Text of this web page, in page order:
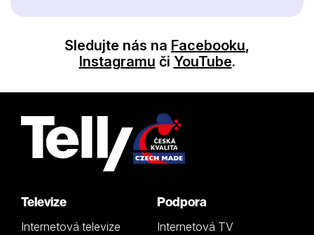
Sledujte nás na Facebooku,
Instagramu či YouTube.
Televize
Internetová televize
Podpora
Internetová TV